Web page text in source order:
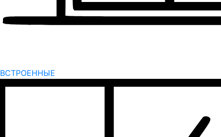
ВСТРОЕННЫЕ